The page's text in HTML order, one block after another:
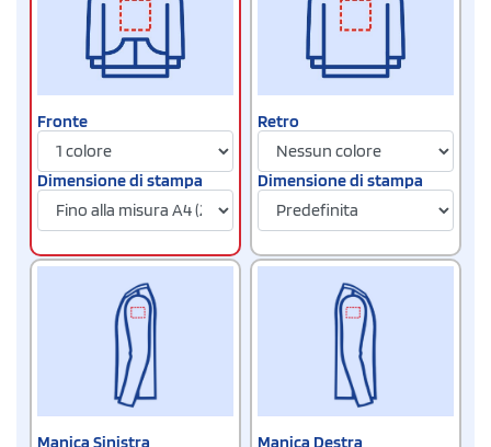
Fronte
Dimensione di stampa
Retro
Dimensione di stampa
Manica Sinistra Manica Destra